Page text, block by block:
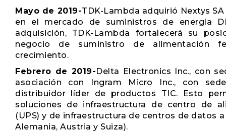
Mayo de 2019-TDK-Lambda adquirió Nextys
en el mercado de suministros de energía
adquisición, TDK-Lambda fortalecerá su
negocio de suministro de alimentación
crecimiento.
Febrero de 2019-Delta Electronics Inc., con
asociación con Ingram Micro Inc., con
distribuidor líder de productos TIC. Esto
soluciones de infraestructura de centro de
(UPS) y de infraestructura de centros de datos
Alemania, Austria y Suiza).